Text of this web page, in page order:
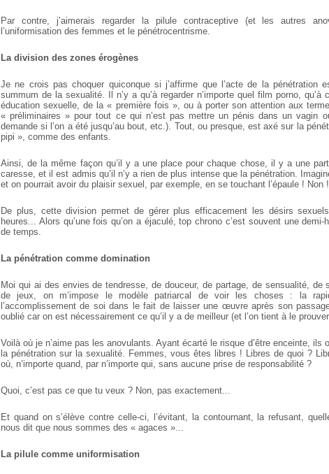
Par contre, j’aimerais regarder la pilule contraceptive (et les autres
l’uniformisation des femmes et le pénétrocentrisme.
La division des zones érogènes
Je ne crois pas choquer quiconque si j’affirme que l’acte de la pénétration
summum de la sexualité. Il n’y a qu’à regarder n’importe quel film porno, qu’à
éducation sexuelle, de la « première fois », ou à porter son attention aux
« préliminaires » pour tout ce qui n’est pas mettre un pénis dans un vagin
demande si l’on a été jusqu’au bout, etc.). Tout, ou presque, est axé sur la
pipi », comme des enfants.
Ainsi, de la même façon qu’il y a une place pour chaque chose, il y a une
caresse, et il est admis qu’il n’y a rien de plus intense que la pénétration.
et on pourrait avoir du plaisir sexuel, par exemple, en se touchant l’épaule ! Non
De plus, cette division permet de gérer plus efficacement les désirs
heures... Alors qu’une fois qu’on a éjaculé, top chrono c’est souvent une
de temps.
La pénétration comme domination
Moi qui ai des envies de tendresse, de douceur, de partage, de sensualité, de
de jeux, on m’impose le modèle patriarcal de voir les choses : la
l’accomplissement de soi dans le fait de laisser une œuvre après son
oublié car on est nécessairement ce qu’il y a de meilleur (et l’on tient à le
Voilà où je n’aime pas les anovulants. Ayant écarté le risque d’être enceinte, ils
la pénétration sur la sexualité. Femmes, vous êtes libres ! Libres de quoi ?
où, n’importe quand, par n’importe qui, sans aucune prise de responsabilité ?
Quoi, c’est pas ce que tu veux ? Non, pas exactement...
Et quand on s’élève contre celle-ci, l’évitant, la contournant, la refusant,
nous dit que nous sommes des « agaces »...
La pilule comme uniformisation